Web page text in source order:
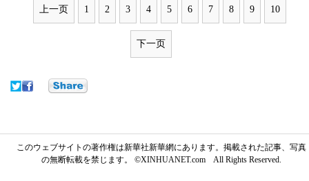
上一页 1 2 3 4 5 6 7 8 9 10
下一页
このウェブサイトの著作権は新華社新華網にあります。掲載された記事、写真
の無断転載を禁じます。 ©XINHUANET.com All Rights Reserved.